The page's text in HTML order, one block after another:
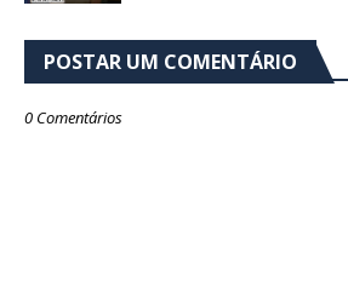
POSTAR UM COMENTÁRIO
0 Comentários